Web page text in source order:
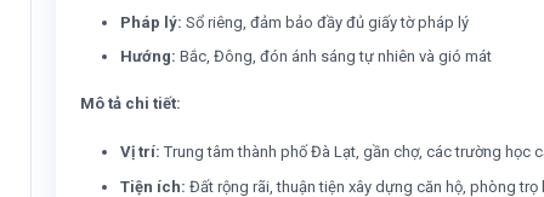
Pháp lý: Sổ riêng, đảm bảo đầy đủ giấy tờ pháp lý
Hướng: Bắc, Đông, đón ánh sáng tự nhiên và gió mát
Mô tả chi tiết:
Vị trí: Trung tâm thành phố Đà Lạt, gần chợ, các trường học
Tiện ích: Đất rộng rãi, thuận tiện xây dựng căn hộ, phòng